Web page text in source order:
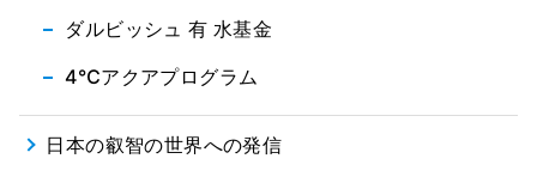
ダルビッシュ 有 水基金
4℃アクアプログラム
日本の叡智の世界への発信